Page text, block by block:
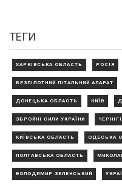
ТЕГИ
ХАРКІВСЬКА ОБЛАСТЬ РОСІЯ
БЕЗПІЛОТНИЙ ЛІТАЛЬНИЙ АПАРАТ
ДОНЕЦЬКА ОБЛАСТЬ КИЇВ
ЗБРОЙНІ СИЛИ УКРАЇНИ
КИЇВСЬКА ОБЛАСТЬ ОДЕСЬКА
ПОЛТАВСЬКА ОБЛАСТЬ
ВОЛОДИМИР ЗЕЛЕНСЬКИЙ